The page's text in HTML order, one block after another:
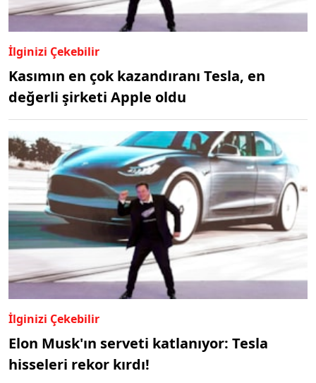
İlginizi Çekebilir
Kasımın en çok kazandıranı Tesla, en
değerli şirketi Apple oldu
İlginizi Çekebilir
Elon Musk'ın serveti katlanıyor: Tesla
hisseleri rekor kırdı!